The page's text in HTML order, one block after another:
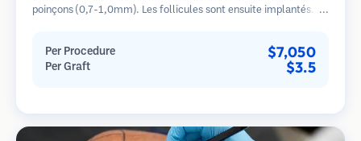
poinçons (0,7-1,0mm). Les follicules sont ensuite implantés
guérison plus rapide par rapport aux méthodes de prélèvement
en bandelette.
Per Procedure $7,050
Per Graft $3.5